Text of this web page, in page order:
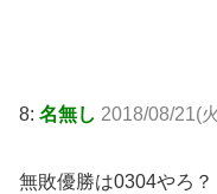
8: 名無し 2018/08/21(
無敗優勝は0304やろ？